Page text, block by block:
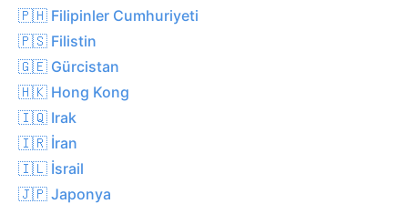
🇵🇭 Filipinler Cumhuriyeti
🇵🇸 Filistin
🇬🇪 Gürcistan
🇭🇰 Hong Kong
🇮🇶 Irak
🇮🇷 İran
🇮🇱 İsrail
🇯🇵 Japonya